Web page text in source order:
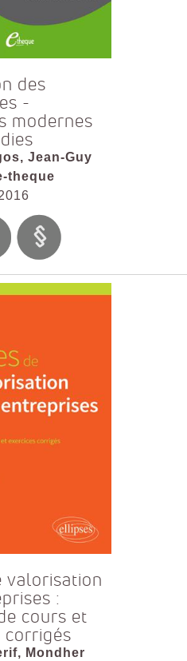
des
-
modernes
Jean-Guy
theque
valorisation
:
cours et
corrigés
Mondher